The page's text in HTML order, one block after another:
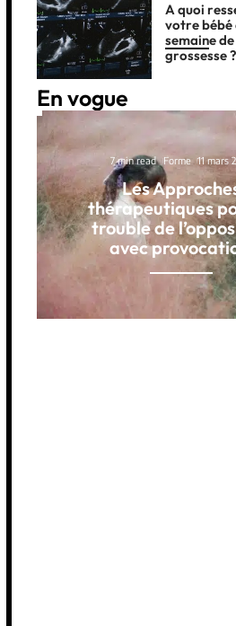
A quoi
votre bébé
semaine
grossesse ?
En vogue
7 min read Forme 11 mars
Les
thérapeutiques
trouble de
avec